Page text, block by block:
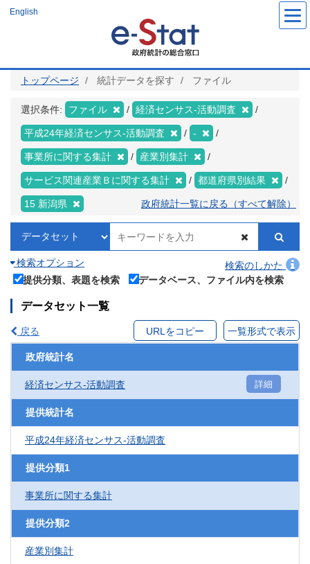
ツ
English
トップページ 統計データを探す ファイル
選択条件: ファイル 経済センサス‐活動調査
平成24年経済センサス‐活動調査 -
事業所に関する集計 産業別集計
サービス関連産業Ｂに関する集計 都道府県別結果
15 新潟県 政府統計一覧に戻る（すべて解除）
検索オプション
検索のしかた
提供分類、表題を検索
データベース、ファイル内を検索
データセット一覧
戻る URLをコピー 一覧形式で表示
政府統計名
経済センサス‐活動調査 詳細
提供統計名
平成24年経済センサス‐活動調査
提供分類1
事業所に関する集計
提供分類2
産業別集計